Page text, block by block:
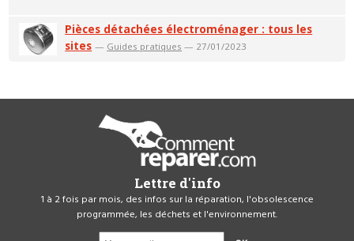
Pièces détachées électroménager : tous les
sites — Guides pratiques — 27/01/2023
Lettre d'info
1 à 2 fois par mois, des infos sur la réparation, l'obsolescence
programmée, les déchets et l'environnement.